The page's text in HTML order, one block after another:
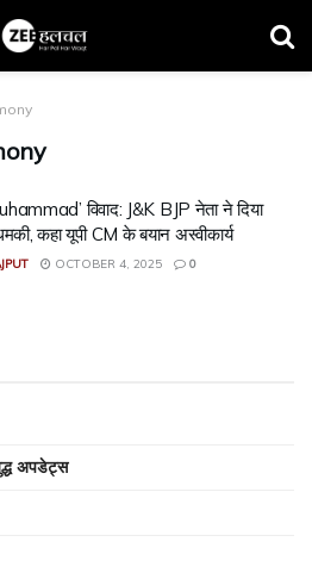
विवाद: J&K BJP नेता ने दिया
कहा यूपी CM के बयान अस्वीकार्य
OCTOBER 4, 2025 0
अपडेट्स